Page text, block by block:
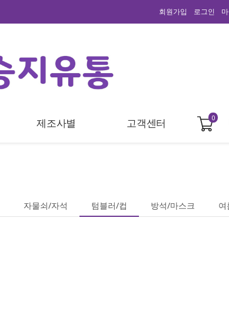
회원가입 로그인
제조사별 고객센터 0
자물쇠/자석 텀블러/컵 방석/마스크 여